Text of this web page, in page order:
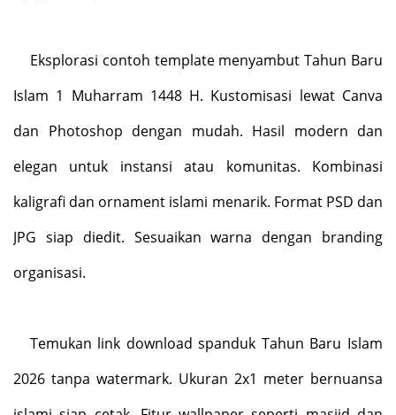
Eksplorasi contoh template menyambut Tahun Baru
Islam 1 Muharram 1448 H. Kustomisasi lewat Canva
dan Photoshop dengan mudah. Hasil modern dan
elegan untuk instansi atau komunitas. Kombinasi
kaligrafi dan ornament islami menarik. Format PSD dan
JPG siap diedit. Sesuaikan warna dengan branding
organisasi.
Temukan link download spanduk Tahun Baru Islam
2026 tanpa watermark. Ukuran 2x1 meter bernuansa